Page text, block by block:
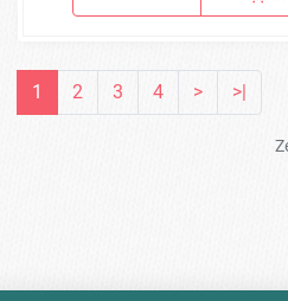
1 2 3 4 > >|